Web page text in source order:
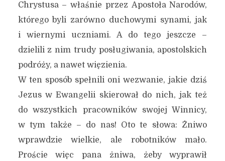
Chrystusa – właśnie przez Apostoła Narodów,
którego byli zarówno duchowymi synami, jak
i wiernymi uczniami. A do tego jeszcze –
dzielili z nim trudy posługiwania, apostolskich
podróży, a nawet więzienia.
W ten sposób spełnili oni wezwanie, jakie dziś
Jezus w Ewangelii skierował do nich, jak też
do wszystkich pracowników swojej Winnicy,
w tym także – do nas! Oto te słowa: Żniwo
wprawdzie wielkie, ale robotników mało.
Proście więc pana żniwa, żeby wyprawił